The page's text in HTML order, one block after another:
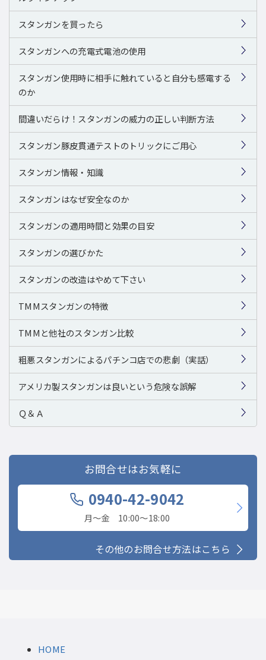
スタンガンを買ったら
スタンガンへの充電式電池の使用
スタンガン使用時に相手に触れていると自分も感電する
のか
間違いだらけ！スタンガンの威力の正しい判断方法
スタンガン豚皮貫通テストのトリックにご用心
スタンガン情報・知識
スタンガンはなぜ安全なのか
スタンガンの適用時間と効果の目安
スタンガンの選びかた
スタンガンの改造はやめて下さい
TMMスタンガンの特徴
TMMと他社のスタンガン比較
粗悪スタンガンによるパチンコ店での悲劇（実話）
アメリカ製スタンガンは良いという危険な誤解
Ｑ＆Ａ
お問合せはお気軽に
0940-42-9042
月〜金 10:00〜18:00
その他のお問合せ方法はこちら
HOME